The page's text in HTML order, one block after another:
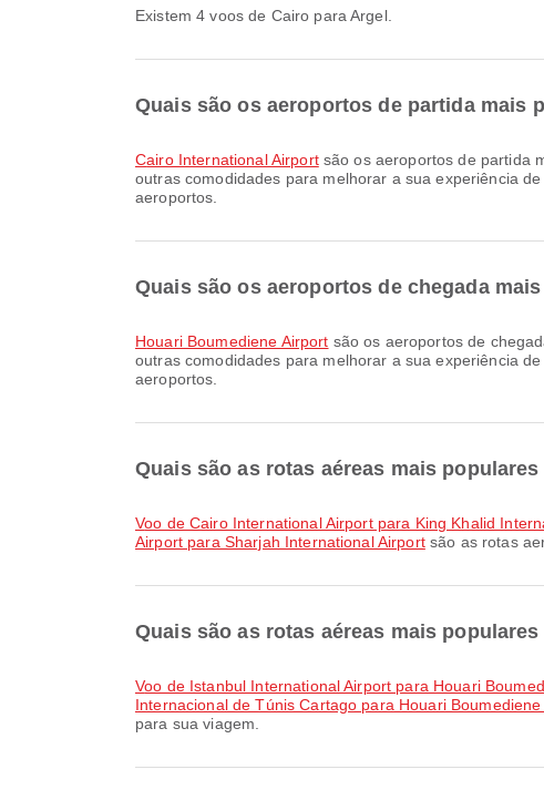
Existem 4 voos de Cairo para Argel.
Quais são os aeroportos de partida mais
Cairo International Airportsão os aeroportos de partida
outras comodidades para melhorar a sua experiência
aeroportos.
Quais são os aeroportos de chegada
Houari Boumediene Airport são os aeroportos de
outras comodidades para melhorar a sua experiência
aeroportos.
Quais são as rotas aéreas mais
voo de Cairo International Airport para King Khalid
Airport para Sharjah International Airportsão as rotas
Quais são as rotas aéreas mais populares
voo de Istanbul International Airport para Houari
Internacional de Túnis Cartago para Houari Boumediene
para sua viagem.